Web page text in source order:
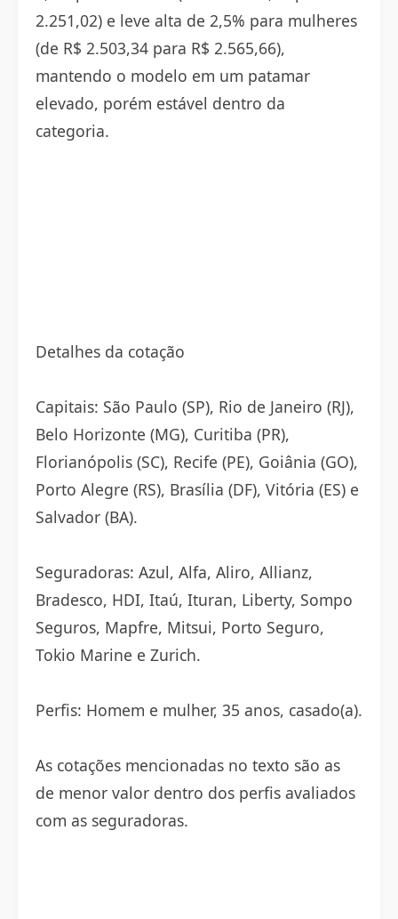
2.251,02) e leve alta de 2,5% para mulheres
(de R$ 2.503,34 para R$ 2.565,66),
mantendo o modelo em um patamar
elevado, porém estável dentro da
categoria.
Detalhes da cotação
Capitais: São Paulo (SP), Rio de Janeiro (RJ),
Belo Horizonte (MG), Curitiba (PR),
Florianópolis (SC), Recife (PE), Goiânia (GO),
Porto Alegre (RS), Brasília (DF), Vitória (ES) e
Salvador (BA).
Seguradoras: Azul, Alfa, Aliro, Allianz,
Bradesco, HDI, Itaú, Ituran, Liberty, Sompo
Seguros, Mapfre, Mitsui, Porto Seguro,
Tokio Marine e Zurich.
Perfis: Homem e mulher, 35 anos, casado(a).
As cotações mencionadas no texto são as
de menor valor dentro dos perfis avaliados
com as seguradoras.